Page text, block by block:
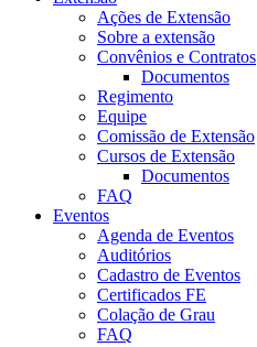
Ações de Extensão
Sobre a extensão
Convênios e Contratos
Documentos
Regimento
Equipe
Comissão de Extensão
Cursos de Extensão
Documentos
FAQ
Eventos
Agenda de Eventos
Auditórios
Cadastro de Eventos
Certificados FE
Colação de Grau
FAQ